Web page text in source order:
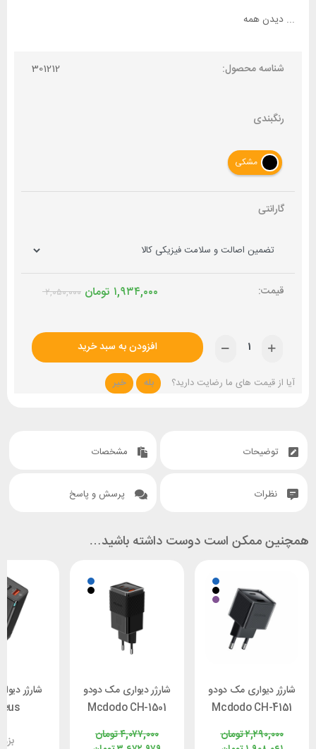
... دیدن همه
شناسه محصول: 301212
رنگبندی
مشکی
گارانتی
۲,۰۵۰,۰۰۰ تومان ۱,۹۳۴,۰۰۰
افزودن به سبد خرید
آیا از قیمت های ما رضایت دارید؟ بله خیر
توضیحات مشخصات
نظرات پرسش و پاسخ
همچنین ممکن است دوست داشته باشید…
شارژر دیواری مک دودو
Mcdodo CH-4151
تومان۲,۲۹۰,۰۰۰
شارژر دیواری مک دودو
Mcdodo CH-1501
تومان۴,۰۷۷,۰۰۰
شارژر
وات